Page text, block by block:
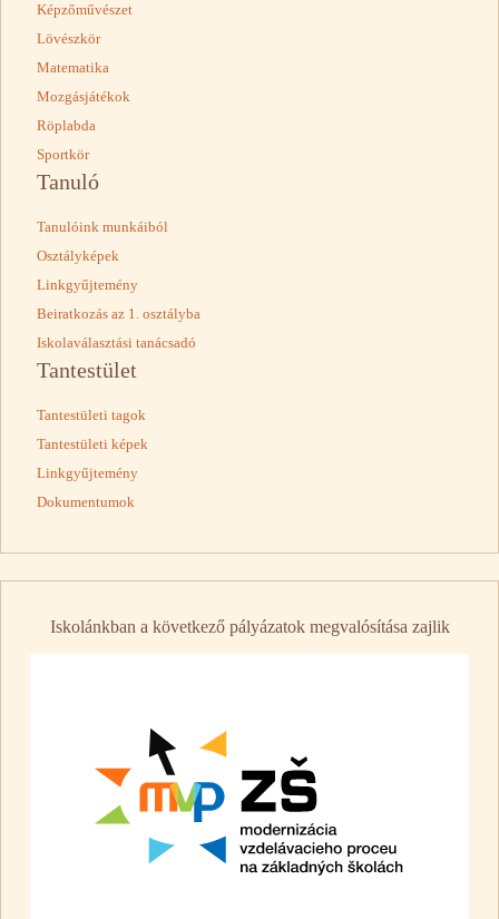
Képzőművészet
Lövészkör
Matematika
Mozgásjátékok
Röplabda
Sportkör
Tanuló
Tanulóink munkáiból
Osztályképek
Linkgyűjtemény
Beiratkozás az 1. osztályba
Iskolaválasztási tanácsadó
Tantestület
Tantestületi tagok
Tantestületi képek
Linkgyűjtemény
Dokumentumok
Iskolánkban a következő pályázatok megvalósítása zajlik